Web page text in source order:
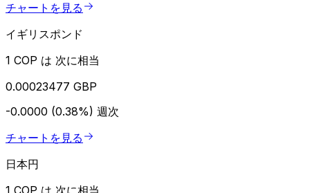
チャートを見る
イギリスポンド
1 COP は 次に相当
0.00023477 GBP
-0.0000 (0.38%) 週次
チャートを見る
日本円